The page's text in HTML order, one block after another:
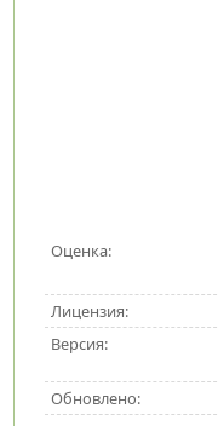
Оценка:
Лицензия:
Версия:
Обновлено: